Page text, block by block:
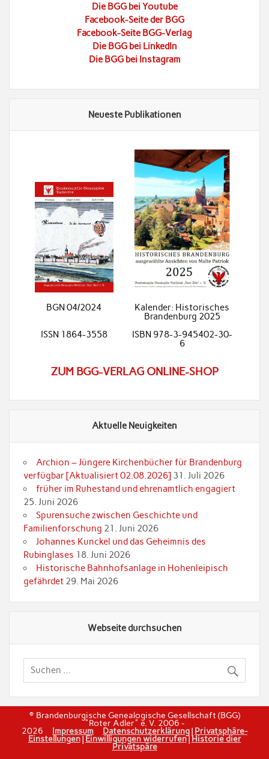
Die BGG bei Youtube
Facebook-Seite der BGG
Facebook-Seite BGG-Verlag
Die BGG bei LinkedIn
Die BGG bei Instagram
Neueste Publikationen
BGN 04/2024
Kalender: Historisches
Brandenburg 2025
ISSN 1864-3558
ISBN 978-3-945402-30-
6
ZUM BGG-VERLAG ONLINE-SHOP
Aktuelle Neuigkeiten
Archion – Jüngere Kirchenbücher für Brandenburg
verfügbar [Aktualisiert 02.08.2026] 31. Juli 2026
früher im Ruhestand und ehrenamtlich engagiert
25. Juni 2026
Spurensuche zwischen Geschichte und
Familienforschung 21. Juni 2026
Johannes Kunckel und das Geheimnis des
Rubinglases 18. Juni 2026
Historische Bahnhofsanlage in Hohenleipisch
gefährdet 29. Mai 2026
Webseite durchsuchen
© Brandenburgische Genealogische Gesellschaft (BGG)
"Roter Adler" e. V. 2006 -
2026 Impressum Datenschutzerklärung| Privatsphäre-
Einstellungen| Einwilligungen widerrufen|Historie dier
Privatspäre